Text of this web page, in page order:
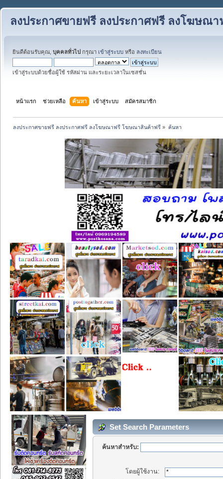
ลงประกาศขายฟรี ลงประกาศฟรี ลงโฆษณ
ยินดีต้อนรับคุณ, บุคคลทั่วไป กรุณา เข้าสู่ระบบ หรือ ลงทะเบียน
เข้าสู่ระบบด้วยชื่อผู้ใช้ รหัสผ่าน และระยะเวลาในเซสชั่น
หน้าแรก ช่วยเหลือ ค้นหา เข้าสู่ระบบ สมัครสมาชิก
ลงประกาศขายฟรี ลงประกาศฟรี ลงโฆษณาฟรี โฆษณาสินค้าฟรี » ค้นหา
Set Search Parameters
ค้นหาสำหรับ:
โดยผู้ใช้งาน: